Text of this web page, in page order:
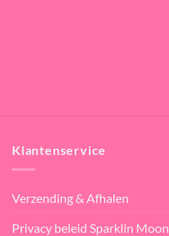
Klantenservice
Verzending & Afhalen
Privacy beleid Sparklin Moon